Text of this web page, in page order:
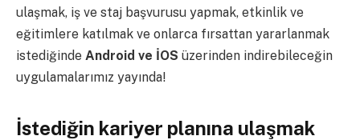
ulaşmak, iş ve staj başvurusu yapmak, etkinlik ve
eğitimlere katılmak ve onlarca fırsattan yararlanmak
istediğinde Android ve İOS üzerinden indirebileceğin
uygulamalarımız yayında!
İstediğin kariyer planına ulaşmak